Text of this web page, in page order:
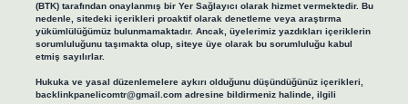
(BTK) tarafından onaylanmış bir Yer Sağlayıcı olarak hizmet vermektedir. Bu
nedenle, sitedeki içerikleri proaktif olarak denetleme veya araştırma
yükümlülüğümüz bulunmamaktadır. Ancak, üyelerimiz yazdıkları içeriklerin
sorumluluğunu taşımakta olup, siteye üye olarak bu sorumluluğu kabul
etmiş sayılırlar.
Hukuka ve yasal düzenlemelere aykırı olduğunu düşündüğünüz içerikleri,
backlinkpanelicomtr@gmail.comadresine bildirmeniz halinde, ilgili